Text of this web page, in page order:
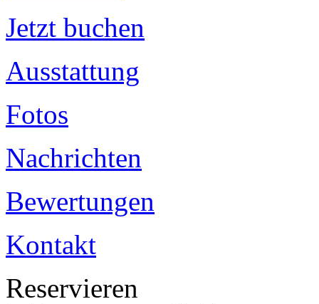
Jetzt buchen
Ausstattung
Fotos
Nachrichten
Bewertungen
Kontakt
Reservieren